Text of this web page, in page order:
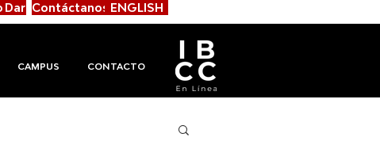
Dar Contáctanos ENGLISH
CAMPUS CONTACTO